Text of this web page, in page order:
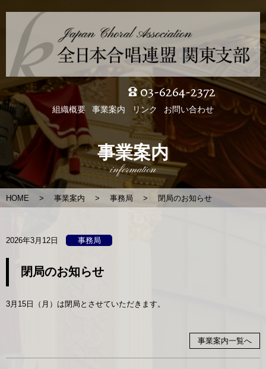
03-6264-2372
組織概要 事業案内 リンク お問い合わせ
事業案内
information
HOME 事業案内 事務局 閉局のお知らせ
2026年3月12日 事務局
閉局のお知らせ
3月15日（月）は閉局とさせていただきます。
事業案内一覧へ